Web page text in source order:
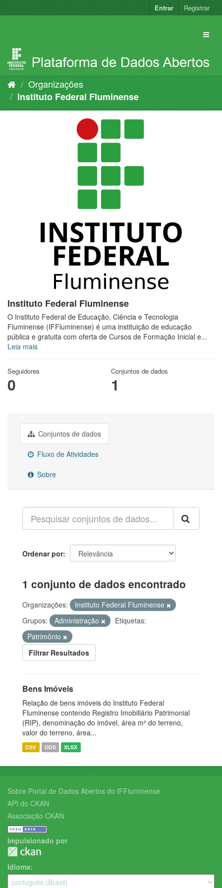
para
Entrar Registrar
Organizações
Instituto Federal Fluminense
Instituto Federal Fluminense
O Instituto Federal de Educação, Ciência e Tecnologia
Fluminense (IFFluminense) é uma instituição de educação
pública e gratuita com oferta de Cursos de Formação Inicial e...
Leia mais
Seguidores
0
Conjuntos de dados
1
Conjuntos de dados
Fluxo de Atividades
Sobre
Ordenar por
1 conjunto de dados encontrado
Organizações:
Instituto Federal Fluminense
Grupos:
Administração
Etiquetas:
Patrimônio
Filtrar Resultados
Bens Imóveis
Relação de bens imóveis do Instituto Federal
Fluminense contendo Registro Imobiliário Patrimonial
(RIP), denominação do imóvel, área m² do terreno,
valor do terreno, área...
CSV ODS XLSX
Sobre Portal de Dados Abertos do IFFluminense
API do CKAN
Associação CKAN
Impulsionado por
Idioma